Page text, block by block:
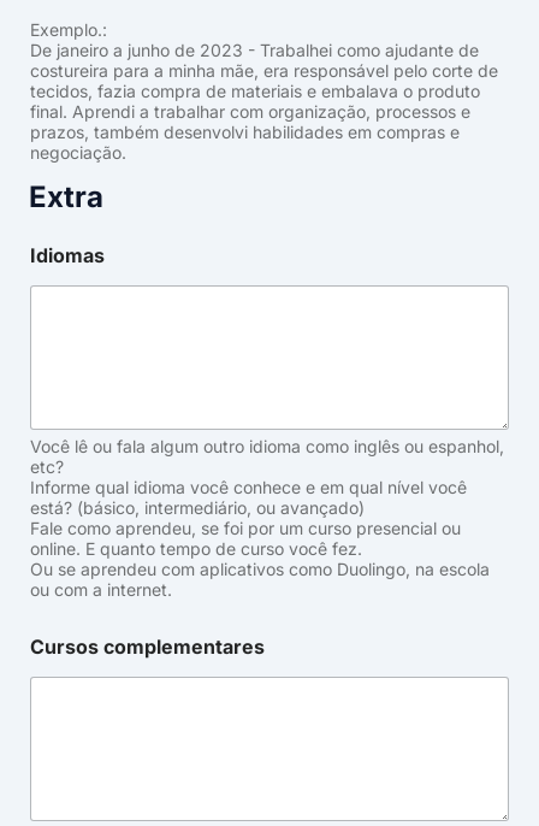
Exemplo.:
De janeiro a junho de 2023 - Trabalhei como ajudante de
costureira para a minha mãe, era responsável pelo corte de
tecidos, fazia compra de materiais e embalava o produto
final. Aprendi a trabalhar com organização, processos e
prazos, também desenvolvi habilidades em compras e
negociação.
Extra
Idiomas
Você lê ou fala algum outro idioma como inglês ou espanhol,
etc?
Informe qual idioma você conhece e em qual nível você
está? (básico, intermediário, ou avançado)
Fale como aprendeu, se foi por um curso presencial ou
online. E quanto tempo de curso você fez.
Ou se aprendeu com aplicativos como Duolingo, na escola
ou com a internet.
Cursos complementares